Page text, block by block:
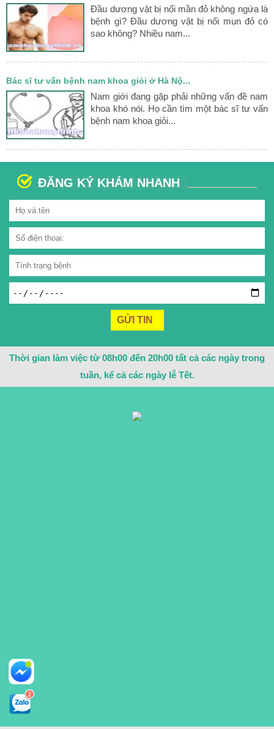
Đầu dương vật bị nổi mần đỏ không ngứa là
bệnh gì? Đầu dương vật bị nổi mụn đỏ có
sao không? Nhiều nam...
Bác sĩ tư vấn bệnh nam khoa giỏi ở Hà Nộ...
Nam giới đang gặp phải những vấn đề nam
khoa khó nói. Họ cần tìm một bác sĩ tư vấn
bệnh nam khoa giỏi...
ĐĂNG KÝ KHÁM NHANH
Thời gian làm việc từ 08h00 đến 20h00 tất cả các ngày trong
tuần, kể cả các ngày lễ Tết.